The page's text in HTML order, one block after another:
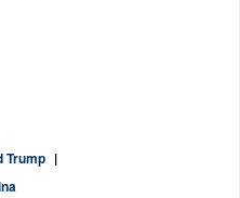
Trump |